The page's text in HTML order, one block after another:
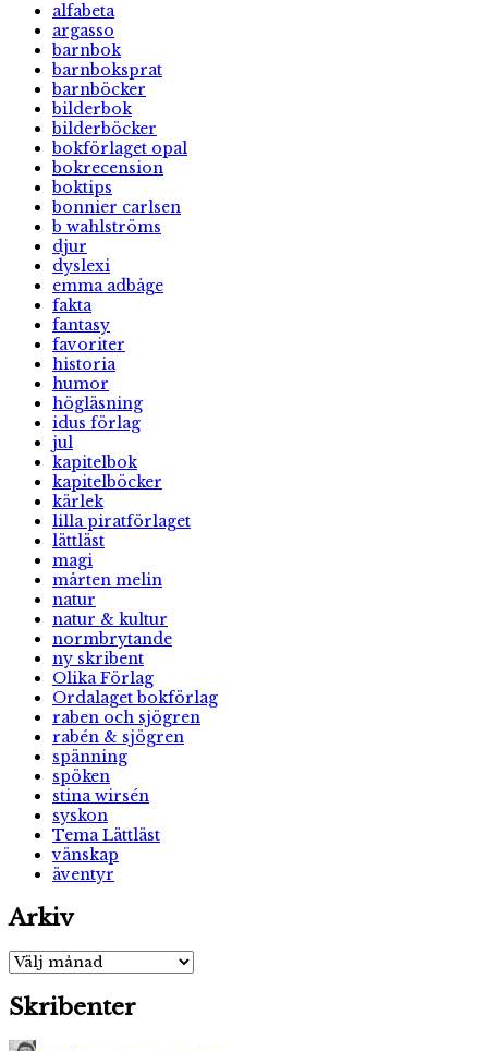
alfabeta
argasso
barnbok
barnboksprat
barnböcker
bilderbok
bilderböcker
bokförlaget opal
bokrecension
boktips
bonnier carlsen
b wahlströms
djur
dyslexi
emma adbåge
fakta
fantasy
favoriter
historia
humor
högläsning
idus förlag
jul
kapitelbok
kapitelböcker
kärlek
lilla piratförlaget
lättläst
magi
mårten melin
natur
natur & kultur
normbrytande
ny skribent
Olika Förlag
Ordalaget bokförlag
raben och sjögren
rabén & sjögren
spänning
spöken
stina wirsén
syskon
Tema Lättläst
vänskap
äventyr
Arkiv
Arkiv
Skribenter